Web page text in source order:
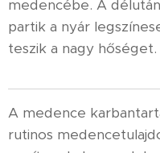
medencébe. A
partik a nyár
teszik a nagy hőséget.
A medence
rutinos